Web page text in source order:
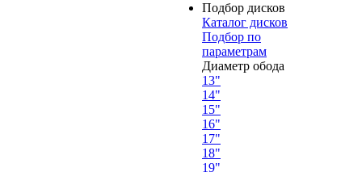
Подбор дисков
Каталог дисков
Подбор по
параметрам
Диаметр обода
13"
14"
15"
16"
17"
18"
19"